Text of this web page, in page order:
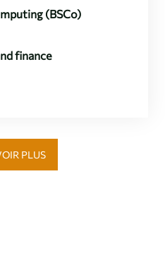
(BSCo)
finance
PLUS